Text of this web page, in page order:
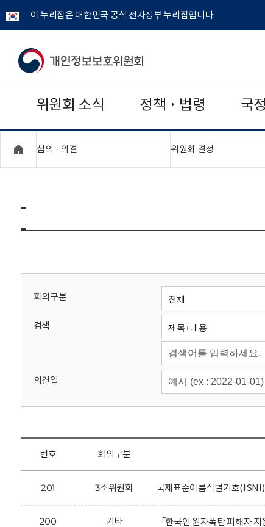
이 누리집은 대한민국 공식 전자정부 누리집입니다.
개
보
보
위
회
위원회 소식 정책 · 법령 국
심의 · 의결 위원회 결정
-
회의구분
검색
의결일
번호 회의구분
201 3소위원회 국제표준이름식별기호
200 기타 「한국인 원자폭탄 피해자